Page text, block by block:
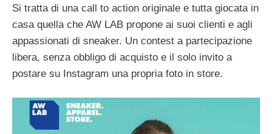
Si tratta di una call to action originale e tutta giocata in
casa quella che AW LAB propone ai suoi clienti e agli
appassionati di sneaker. Un contest a partecipazione
libera, senza obbligo di acquisto e il solo invito a
postare su Instagram una propria foto in store.